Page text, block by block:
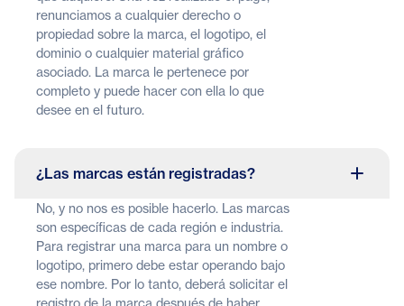
renunciamos a cualquier derecho o
propiedad sobre la marca, el logotipo, el
dominio o cualquier material gráfico
asociado. La marca le pertenece por
completo y puede hacer con ella lo que
desee en el futuro.
¿Las marcas están registradas?
No, y no nos es posible hacerlo. Las marcas
son específicas de cada región e industria.
Para registrar una marca para un nombre o
logotipo, primero debe estar operando bajo
ese nombre. Por lo tanto, deberá solicitar el
registro de la marca después de haber